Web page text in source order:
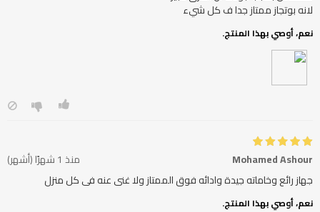
لانه بوتجاز ممتاز جدا ف كل شيء
نعم، أوصي بهذا المنتج.
Mohamed Ashour
منذ 1 شهرًا (أشهر)
جهاز رائع وخاماته جيدة وادائه فوق الممتاز ولا غنى عنه فى كل منزل
نعم، أوصي بهذا المنتج.